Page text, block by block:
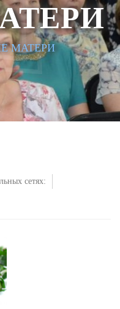
МАТЕРИ
сетях: